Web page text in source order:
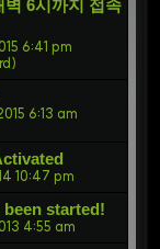
벽 6시까지 접속
6:41 pm
6:13 am
10:47 pm
been started!
4:55 am